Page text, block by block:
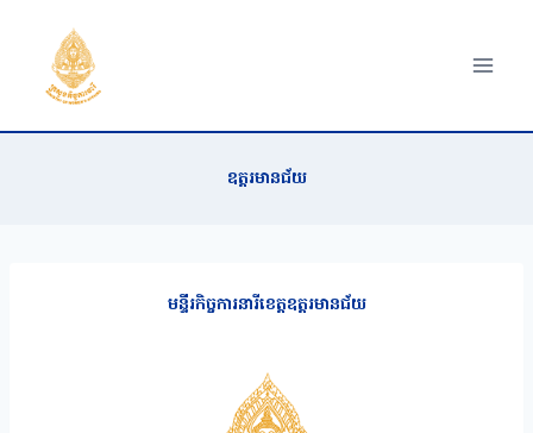
content
ឧត្តរមានជ័យ
មន្ទីរកិច្ចការនារីខេត្តឧត្តរមានជ័យ